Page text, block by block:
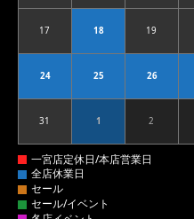
172026.08.17 182026.08.18 192026.08.19
242026.08.24 252026.08.25 262026.08.26
312026.08.31 12026.09.01 22026.09.02